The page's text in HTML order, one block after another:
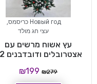
Новый год כריסמס
,
עצי חג מולד
עץ אשוח מרשים עם
אצטרובלים ודובדבנים 1.2
₪279
₪199